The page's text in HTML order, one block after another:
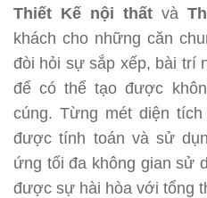
Thiết Kế nội thất và
khách cho những căn
đòi hỏi sự sắp xếp, bài trí
để có thể tạo được
cúng. Từng mét diện
được tính toán và sử
ứng tối đa không gian sử
được sự hài hòa với tổng